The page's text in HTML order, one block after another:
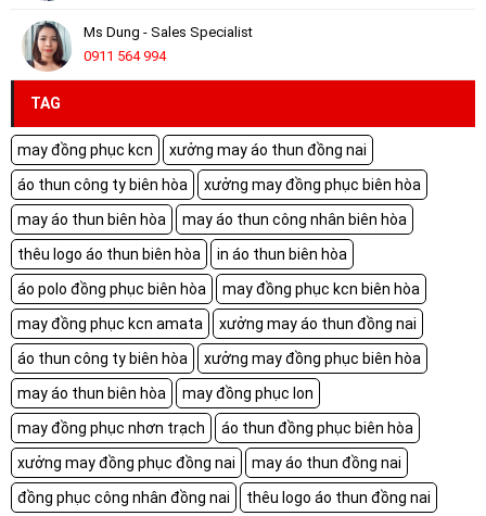
Ms Dung - Sales Specialist
0911 564 994
TAG
may đồng phục kcn
xưởng may áo thun đồng nai
áo thun công ty biên hòa
xưởng may đồng phục biên hòa
may áo thun biên hòa
may áo thun công nhân biên hòa
thêu logo áo thun biên hòa
in áo thun biên hòa
áo polo đồng phục biên hòa
may đồng phục kcn biên hòa
may đồng phục kcn amata
xưởng may áo thun đồng nai
áo thun công ty biên hòa
xưởng may đồng phục biên hòa
may áo thun biên hòa
may đồng phục lon
may đồng phục nhơn trạch
áo thun đồng phục biên hòa
xưởng may đồng phục đồng nai
may áo thun đồng nai
đồng phục công nhân đồng nai
thêu logo áo thun đồng nai